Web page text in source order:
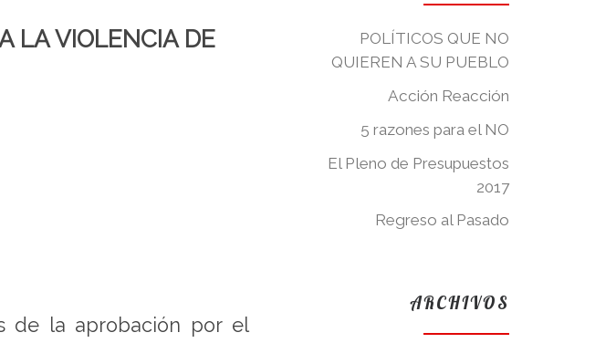
LA VIOLENCIA DE
de la aprobación por el
POLÍTICOS QUE NO
QUIEREN A SU PUEBLO
Acción Reacción
5 razones para el NO
El Pleno de Presupuestos
2017
Regreso al Pasado
ARCHIVOS